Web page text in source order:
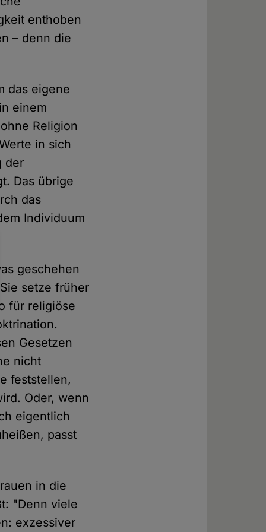
enthoben
– denn die
das eigene
einem
Religion
in sich
der
Das übrige
das
Individuum
geschehen
setze früher
für religiöse
Gesetzen
nicht
feststellen,
Oder, wenn
eigentlich
passt
in die
"Denn viele
exzessiver